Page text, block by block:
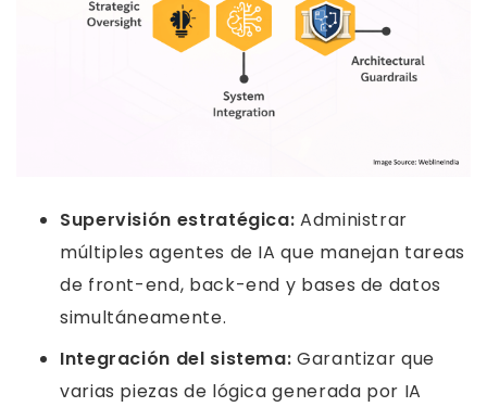
Supervisión estratégica: Administrar
múltiples agentes de IA que manejan tareas
de front-end, back-end y bases de datos
simultáneamente.
Integración del sistema: Garantizar que
varias piezas de lógica generada por IA